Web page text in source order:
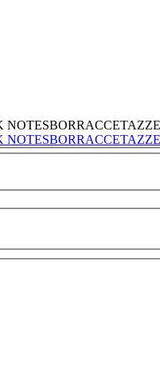
NOTESBORRACCETAZZE
NOTESBORRACCETAZZE